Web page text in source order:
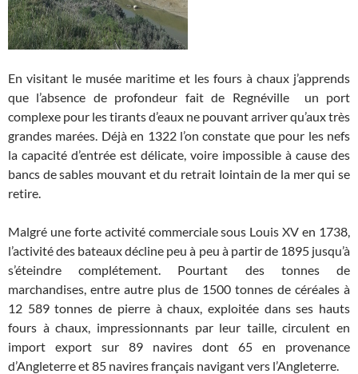
En visitant le musée maritime et les fours à chaux j’apprends
que l’absence de profondeur fait de Regnéville un port
complexe pour les tirants d’eaux ne pouvant arriver qu’aux très
grandes marées. Déjà en 1322 l’on constate que pour les nefs
la capacité d’entrée est délicate, voire impossible à cause des
bancs de sables mouvant et du retrait lointain de la mer qui se
retire.
Malgré une forte activité commerciale sous Louis XV en 1738,
l’activité des bateaux décline peu à peu à partir de 1895 jusqu’à
s’éteindre complétement. Pourtant des tonnes de
marchandises, entre autre plus de 1500 tonnes de céréales à
12 589 tonnes de pierre à chaux, exploitée dans ses hauts
fours à chaux, impressionnants par leur taille, circulent en
import export sur 89 navires dont 65 en provenance
d’Angleterre et 85 navires français navigant vers l’Angleterre.